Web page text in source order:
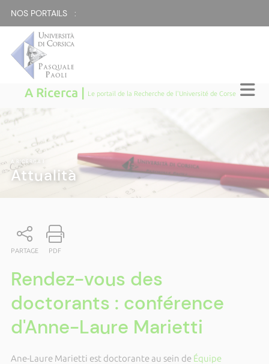
NOS PORTAILS :
A Ricerca | Le portail de la Recherche de l'Université de Corse
A RICERCA
Attualità
PARTAGE PDF
Rendez-vous des
doctorants : conférence
d'Anne-Laure Marietti
Ane-Laure Marietti est doctorante au sein de Équipe